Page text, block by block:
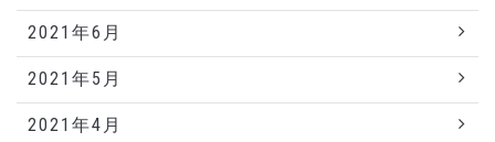
2021年6月
2021年5月
2021年4月